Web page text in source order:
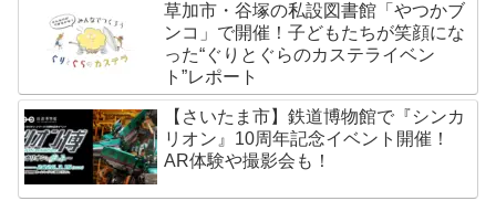
草加市・谷塚の私設図書館「やつかブ
ンコ」で開催！子どもたちが笑顔にな
った“ぐりとぐらのカステライベン
ト”レポート
【さいたま市】鉄道博物館で『シンカ
リオン』10周年記念イベント開催！
AR体験や撮影会も！